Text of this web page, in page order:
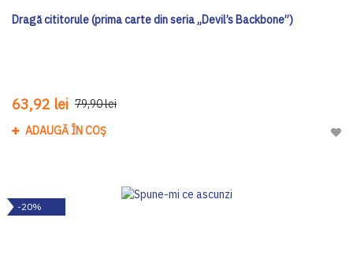
Dragă cititorule (prima carte din seria „Devil’s Backbone”)
63,92 lei 79,90 lei
ADAUGĂ ÎN COȘ
-20%